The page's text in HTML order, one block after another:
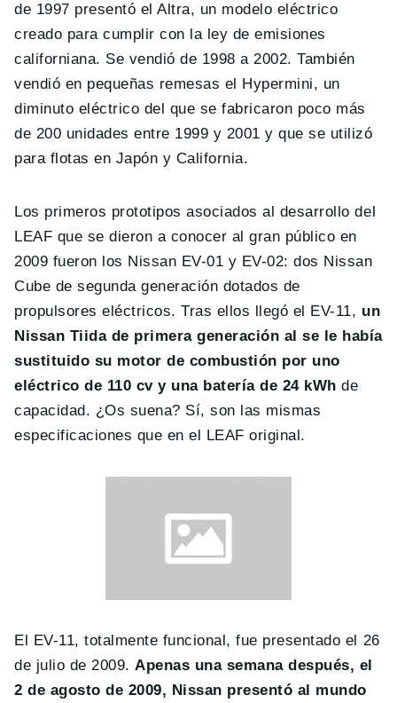
de 1997 presentó el Altra, un modelo eléctrico
creado para cumplir con la ley de emisiones
californiana. Se vendió de 1998 a 2002. También
vendió en pequeñas remesas el Hypermini, un
diminuto eléctrico del que se fabricaron poco más
de 200 unidades entre 1999 y 2001 y que se utilizó
para flotas en Japón y California.
Los primeros prototipos asociados al desarrollo del
LEAF que se dieron a conocer al gran público en
2009 fueron los Nissan EV-01 y EV-02: dos Nissan
Cube de segunda generación dotados de
propulsores eléctricos. Tras ellos llegó el EV-11, un
Nissan Tiida de primera generación al se le había
sustituido su motor de combustión por uno
eléctrico de 110 cv y una batería de 24 kWh de
capacidad. ¿Os suena? Sí, son las mismas
especificaciones que en el LEAF original.
El EV-11, totalmente funcional, fue presentado el 26
de julio de 2009. Apenas una semana después, el
2 de agosto de 2009, Nissan presentó al mundo